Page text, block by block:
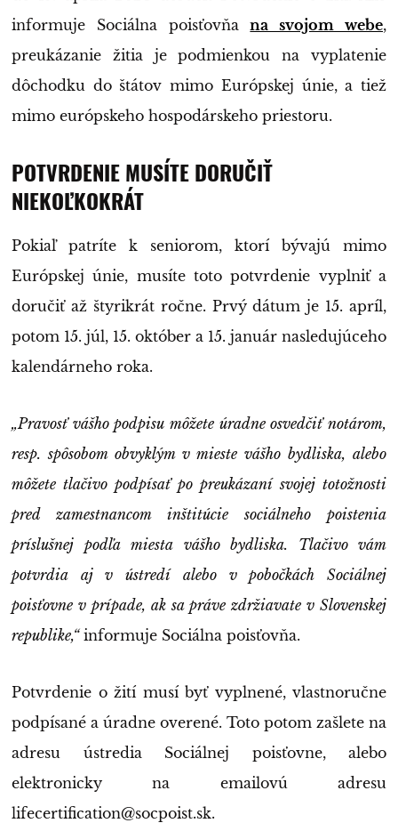
informuje Sociálna poisťovňana svojom webe,
preukázanie žitia je podmienkou na vyplatenie
dôchodku do štátov mimo Európskej únie, a tiež
mimo európskeho hospodárskeho priestoru.
POTVRDENIE MUSÍTE DORUČIŤ
NIEKOĽKOKRÁT
Pokiaľ patríte k seniorom, ktorí bývajú mimo
Európskej únie, musíte toto potvrdenie vyplniť a
doručiť až štyrikrát ročne. Prvý dátum je 15. apríl,
potom 15. júl, 15. október a 15. január nasledujúceho
kalendárneho roka.
„Pravosť vášho podpisu môžete úradne osvedčiť notárom,
resp. spôsobom obvyklým v mieste vášho bydliska, alebo
môžete tlačivo podpísať po preukázaní svojej totožnosti
pred zamestnancom inštitúcie sociálneho poistenia
príslušnej podľa miesta vášho bydliska. Tlačivo vám
potvrdia aj v ústredí alebo v pobočkách Sociálnej
poisťovne v prípade, ak sa práve zdržiavate v Slovenskej
republike,“informuje Sociálna poisťovňa.
Potvrdenie o žití musí byť vyplnené, vlastnoručne
podpísané a úradne overené. Toto potom zašlete na
adresu ústredia Sociálnej poisťovne, alebo
elektronicky na emailovú adresu
lifecertification@socpoist.sk.